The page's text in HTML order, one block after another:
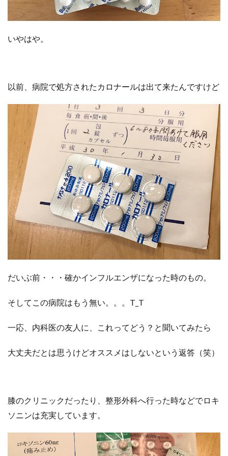
いやはや。
以前、病院で処方されたカロナールは出て来たんですけど
だいぶ前・・・確かインフルエンザになった時のもの。
そしてこの病院はもう無い。。。T_T
一応、内科医の友人に、これってどう？と聞いてみたら
大丈夫だとは思うけどオススメはしないという返答（笑）
膝のクリニックだったり、整形外科へ行った時などでロキ
ソニンは充実しています。